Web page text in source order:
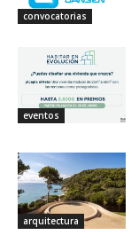
convocatorias
eventos
arquitectura